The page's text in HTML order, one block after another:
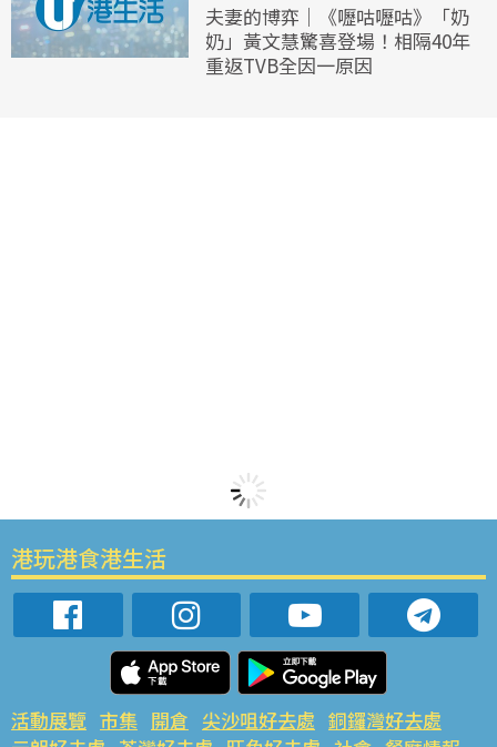
夫妻的博弈｜《嚦咕嚦咕》「奶
奶」黃文慧驚喜登場！相隔40年
重返TVB全因一原因
港玩港食港生活
活動展覽 市集 開倉 尖沙咀好去處 銅鑼灣好去處